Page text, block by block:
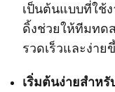
เป็นต้นแบบที่ใช้ง
ดิ้งช่วยให้ทีมทด
รวดเร็วและง่าย
เริ่มต้นง่ายสำห